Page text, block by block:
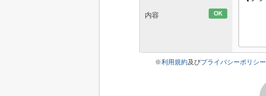
内容 OK
※利用規約及びプライバシーポリシー